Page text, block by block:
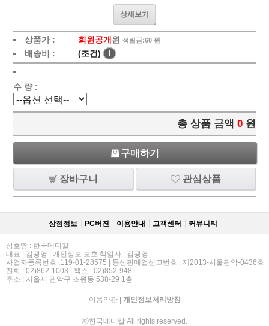
상세보기
상품가 : 회원공개 원 적립금:60 원
배송비 : (조건) !
수 량 :
총 상품 금액 0 원
구매하기
장바구니 관심상품
상점정보 PC버젼 이용안내 고객센터 커뮤니티
상호명 : 한국메디칼
대표 : 김광영 | 개인정보 보호 책임자 : 김광영
사업자등록번호 :119-01-28575 | 통신판매업신고번호 : 제2013-서울관악-0436호
전화 : 02)862-1003 | 팩스 : 02)852-9481
주소 : 서울시 관악구 조원동 538-29 1층
이용약관| 개인정보처리방침
ⓒ한국메디칼 All rights reserved.